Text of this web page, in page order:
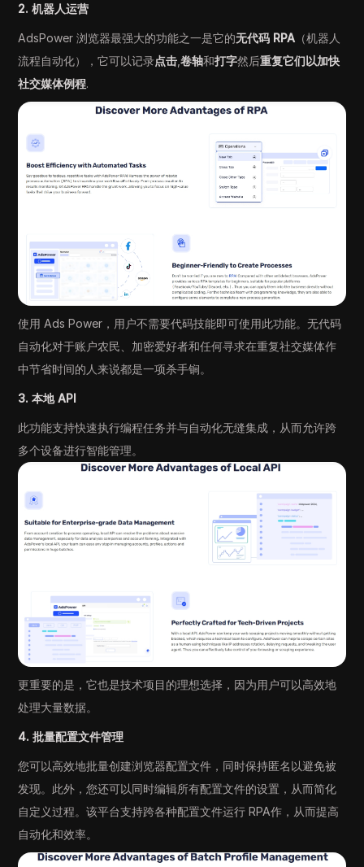
2. 机器人运营
AdsPower 浏览器最强大的功能之一是它的无代码 RPA （机器人
流程自动化），它可以记录点击 ,卷轴和打字然后重复它们以加快
社交媒体例程.
使用 Ads Power，用户不需要代码技能即可使用此功能。无代码
自动化对于账户农民、加密爱好者和任何寻求在重复社交媒体作
中节省时间的人来说都是一项杀手锏。
3. 本地 API
此功能支持快速执行编程任务并与自动化无缝集成，从而允许跨
多个设备进行智能管理。
更重要的是，它也是技术项目的理想选择，因为用户可以高效地
处理大量数据。
4. 批量配置文件管理
您可以高效地批量创建浏览器配置文件，同时保持匿名以避免被
发现。此外，您还可以同时编辑所有配置文件的设置，从而简化
自定义过程。该平台支持跨各种配置文件运行 RPA作，从而提高
自动化和效率。